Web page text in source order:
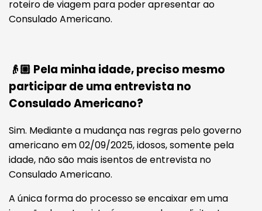
roteiro de viagem para poder apresentar ao
Consulado Americano.
👴🏼 Pela minha idade, preciso mesmo
participar de uma entrevista no
Consulado Americano?
Sim. Mediante a mudança nas regras pelo governo
americano em 02/09/2025, idosos, somente pela
idade, não são mais isentos de entrevista no
Consulado Americano.
A única forma do processo se encaixar em uma